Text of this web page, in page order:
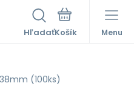
Hľadať Menu
(100ks)